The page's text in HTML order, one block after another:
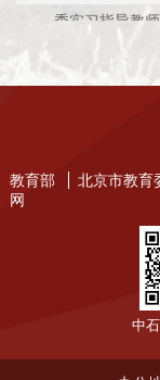
秀实习指导教
教育部 北京市教育
网
中